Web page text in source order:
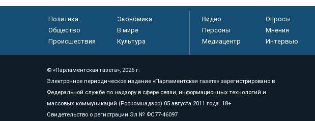
Политика
Экономика
Общество
В мире
Происшествия
Культура
Видео Опросы
Персоны
Мнения
Медиацентр
Интервью
© «Парламентская газета», 2026 г.
Электронное периодическое издание «Парламентская газета» зарегистрировано в
Федеральной службе по надзору в сфере связи, информационных технологий и
массовых коммуникаций (Роскомнадзор) 05 августа 2011 года. 18+
Свидетельство о регистрации Эл № ФС77-46097